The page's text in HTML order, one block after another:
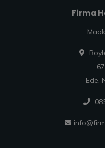
Firma
Ede,